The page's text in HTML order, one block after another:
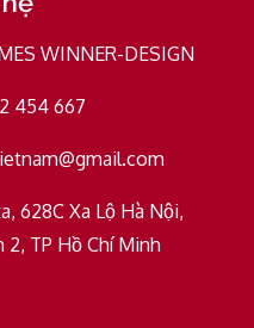
WINNER-DESIGN
454 667
628C Xa Lộ Hà Nội,
TP Hồ Chí Minh